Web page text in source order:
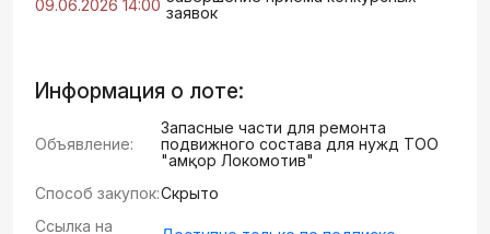
09.06.2026 14:00 заявок
Информация о лоте:
Объявление:
Запасные части для ремонта
подвижного состава для нужд ТОО
"Қамқор Локомотив"
Способ закупок:Скрыто
Ссылка на